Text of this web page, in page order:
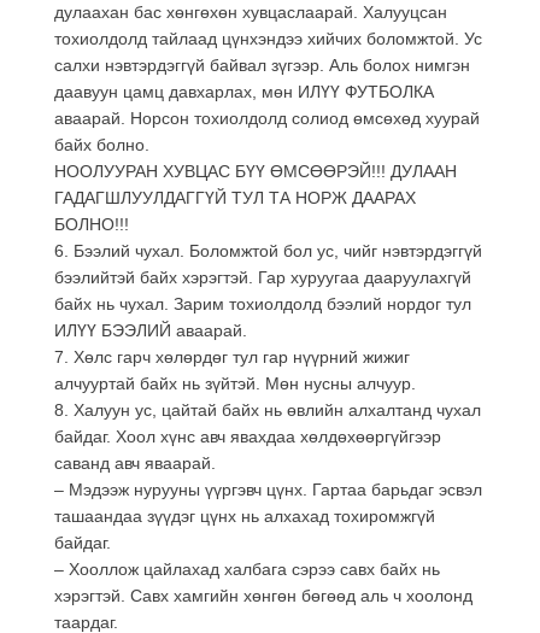
дулаахан бас хөнгөхөн хувцаслаарай. Халууцсан
тохиолдолд тайлаад цүнхэндээ хийчих боломжтой. Ус
салхи нэвтэрдэггүй байвал зүгээр. Аль болох нимгэн
даавуун цамц давхарлах, мөн ИЛҮҮ ФУТБОЛКА
аваарай. Норсон тохиолдолд солиод өмсөхөд хуурай
байх болно.
НООЛУУРАН ХУВЦАС БҮҮ ӨМСӨӨРЭЙ!!! ДУЛААН
ГАДАГШЛУУЛДАГГҮЙ ТУЛ ТА НОРЖ ДААРАХ
БОЛНО!!!
6. Бээлий чухал. Боломжтой бол ус, чийг нэвтэрдэггүй
бээлийтэй байх хэрэгтэй. Гар хуруугаа дааруулахгүй
байх нь чухал. Зарим тохиолдолд бээлий нордог тул
ИЛҮҮ БЭЭЛИЙ аваарай.
7. Хөлс гарч хөлөрдөг тул гар нүүрний жижиг
алчууртай байх нь зүйтэй. Мөн нусны алчуур.
8. Халуун ус, цайтай байх нь өвлийн алхалтанд чухал
байдаг. Хоол хүнс авч явахдаа хөлдөхөөргүйгээр
саванд авч яваарай.
– Мэдээж нурууны үүргэвч цүнх. Гартаа барьдаг эсвэл
ташаандаа зүүдэг цүнх нь алхахад тохиромжгүй
байдаг.
– Хооллож цайлахад халбага сэрээ савх байх нь
хэрэгтэй. Савх хамгийн хөнгөн бөгөөд аль ч хоолонд
таардаг.